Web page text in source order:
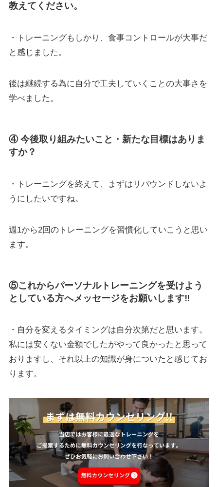
教えてください。
・トレーニングもしかり、食事コントロールが大事だ
と感じました。
後は継続する為に自分で工夫していくことの大事さを
学べました。
④ 今後取り組みたいこと・新たな目標はありま
すか？
・トレーニングを終えて、まずはリバウンドしないよ
うにしたいですね。
週1から2回のトレーニングを習慣化していこうと思い
ます。
⑤これからパーソナルトレーニングを受けよう
としている方へメッセージをお願いします‼
・自分を変えるタイミングは自分次第だと思います。
私には安くない金額でしたがやって良かったと思って
おりますし、それ以上の知識が身についたと感じてお
ります。